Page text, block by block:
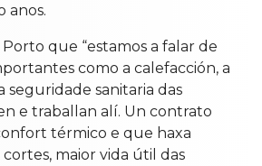
anos.
que “estamos a falar de
como a calefacción, a
seguridade sanitaria das
e traballan alí. Un contrato
térmico e que haxa
cortes, maior vida útil das